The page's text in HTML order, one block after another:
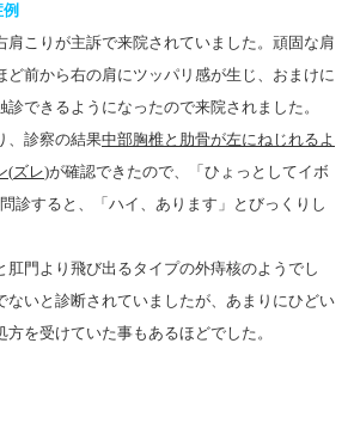
肩こりが主訴で来院されていました。頑固な肩
ど前から右の肩にツッパリ感が生じ、おまけに
できるようになったので来院されました。
、診察の結果中部胸椎と肋骨が左にねじれるよ
(ズレ)が確認できたので、「ひょっとしてイボ
問診すると、「ハイ、あります」とびっくりし
肛門より飛び出るタイプの外痔核のようでし
ないと診断されていましたが、あまりにひどい
を受けていた事もあるほどでした。